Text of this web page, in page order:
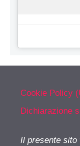
Cookie Policy
Dichiarazione
Il presente sito